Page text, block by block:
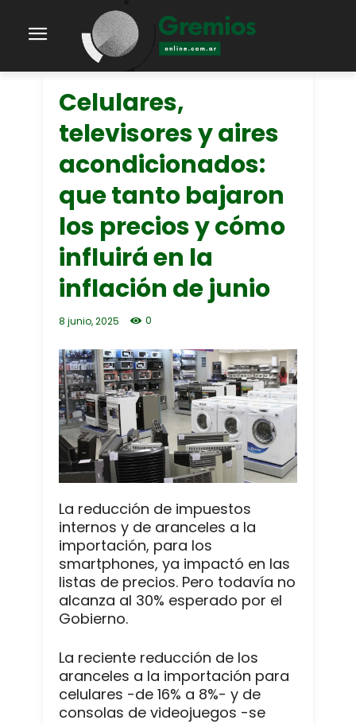
Celulares,
televisores y aires
acondicionados:
que tanto bajaron
los precios y cómo
influirá en la
inflación de junio
8 junio, 2025 0
La reducción de impuestos
internos y de aranceles a la
importación, para los
smartphones, ya impactó en las
listas de precios. Pero todavía no
alcanza al 30% esperado por el
Gobierno.
La reciente reducción de los
aranceles a la importación para
celulares -de 16% a 8%- y de
consolas de videojuegos -se